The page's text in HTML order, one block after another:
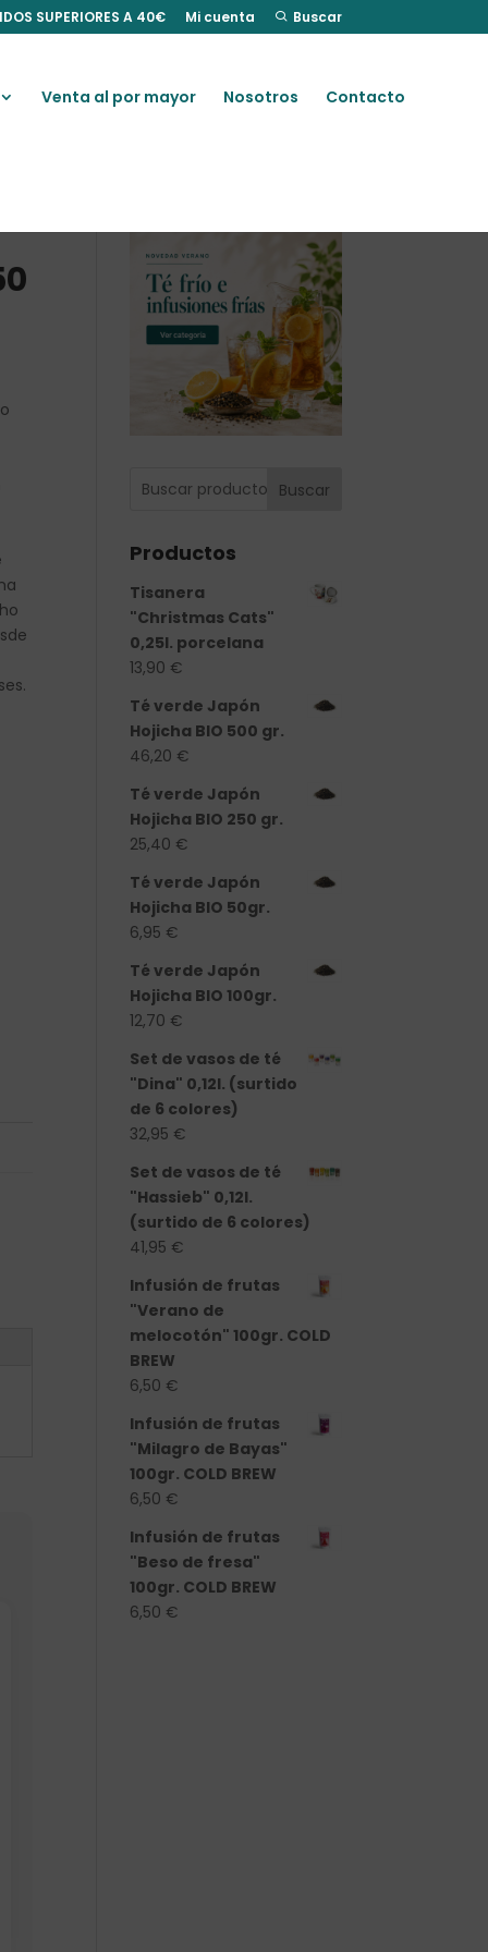
SUPERIORES A 40€ Mi cuenta Buscar
Venta al por mayor Nosotros Contacto
Buscar
Productos
Tisanera
"Christmas Cats"
0,25l. porcelana
13,90 €
Té verde Japón
Hojicha BIO 500 gr.
46,20 €
Té verde Japón
Hojicha BIO 250 gr.
25,40 €
Té verde Japón
Hojicha BIO 50gr.
6,95 €
Té verde Japón
Hojicha BIO 100gr.
12,70 €
Set de vasos de té
"Dina" 0,12l. (surtido
de 6 colores)
32,95 €
Set de vasos de té
"Hassieb" 0,12l.
(surtido de 6 colores)
41,95 €
Infusión de frutas
"Verano de
melocotón" 100gr. COLD
BREW
6,50 €
Infusión de frutas
"Milagro de Bayas"
100gr. COLD BREW
6,50 €
Infusión de frutas
"Beso de fresa"
100gr. COLD BREW
6,50 €